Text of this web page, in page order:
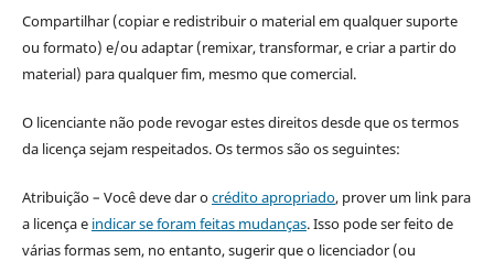
Compartilhar (copiar e redistribuir o material em qualquer suporte
ou formato) e/ou adaptar (remixar, transformar, e criar a partir do
material) para qualquer fim, mesmo que comercial.
O licenciante não pode revogar estes direitos desde que os termos
da licença sejam respeitados. Os termos são os seguintes:
Atribuição – Você deve dar ocrédito apropriado, prover um link para
a licença e indicar se foram feitas mudanças. Isso pode ser feito de
várias formas sem, no entanto, sugerir que o licenciador (ou